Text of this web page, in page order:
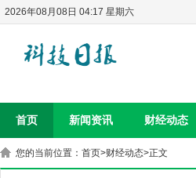
2026年08月08日 04:17 星期六
首页 新闻资讯 财经动态
您的当前位置： 首页>财经动态>正文